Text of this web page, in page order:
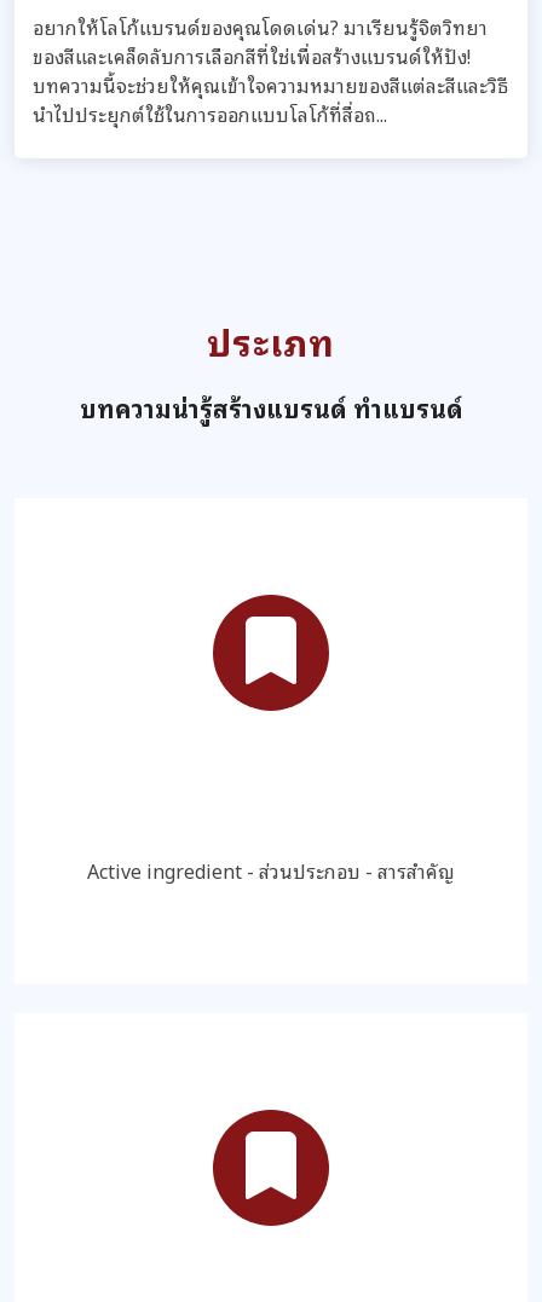
อยากให้โลโก้แบรนด์ของคุณโดดเด่น? มาเรียนรู้จิตวิทยา
ของสีและเคล็ดลับการเลือกสีที่ใช่เพื่อสร้างแบรนด์ให้ปัง!
บทความนี้จะช่วยให้คุณเข้าใจความหมายของสีแต่ละสีและวิธี
นำไปประยุกต์ใช้ในการออกแบบโลโก้ที่สื่อถ...
ประเภท
บทความน่ารู้สร้างแบรนด์ ทำแบรนด์
Active ingredient - ส่วนประกอบ - สารสำคัญ